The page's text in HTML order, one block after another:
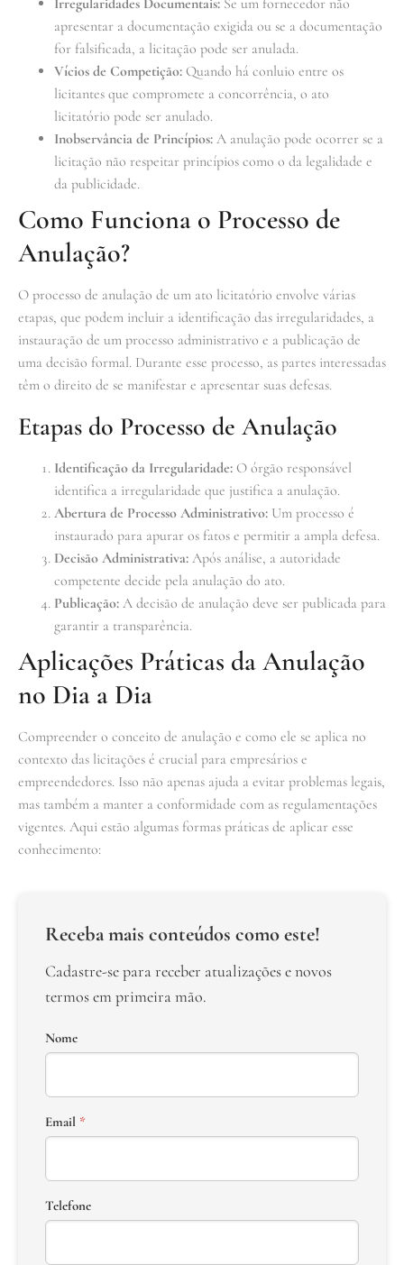
apresentar a documentação exigida ou se a documentação
for falsificada, a licitação pode ser anulada.
Vícios de Competição: Quando há conluio entre os
licitantes que compromete a concorrência, o ato
licitatório pode ser anulado.
Inobservância de Princípios: A anulação pode ocorrer se a
licitação não respeitar princípios como o da legalidade e
da publicidade.
Como Funciona o Processo de
Anulação?
O processo de anulação de um ato licitatório envolve várias
etapas, que podem incluir a identificação das irregularidades, a
instauração de um processo administrativo e a publicação de
uma decisão formal. Durante esse processo, as partes interessadas
têm o direito de se manifestar e apresentar suas defesas.
Etapas do Processo de Anulação
Identificação da Irregularidade: O órgão responsável
identifica a irregularidade que justifica a anulação.
Abertura de Processo Administrativo: Um processo é
instaurado para apurar os fatos e permitir a ampla defesa.
Decisão Administrativa: Após análise, a autoridade
competente decide pela anulação do ato.
Publicação: A decisão de anulação deve ser publicada para
garantir a transparência.
Aplicações Práticas da Anulação
no Dia a Dia
Compreender o conceito de anulação e como ele se aplica no
contexto das licitações é crucial para empresários e
empreendedores. Isso não apenas ajuda a evitar problemas legais,
mas também a manter a conformidade com as regulamentações
vigentes. Aqui estão algumas formas práticas de aplicar esse
conhecimento:
Receba mais conteúdos como este!
Cadastre-se para receber atualizações e novos
termos em primeira mão.
Nome
Email *
Telefone